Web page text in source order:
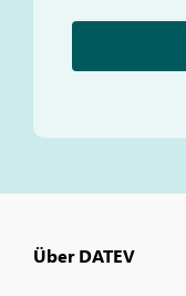
Über DATEV